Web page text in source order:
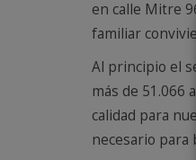
en calle Mitre
familiar
Al principio el
más de 51.066
calidad para
necesario para